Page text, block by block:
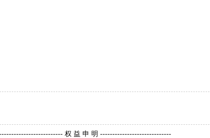
权 益 申 明 -----------------------------